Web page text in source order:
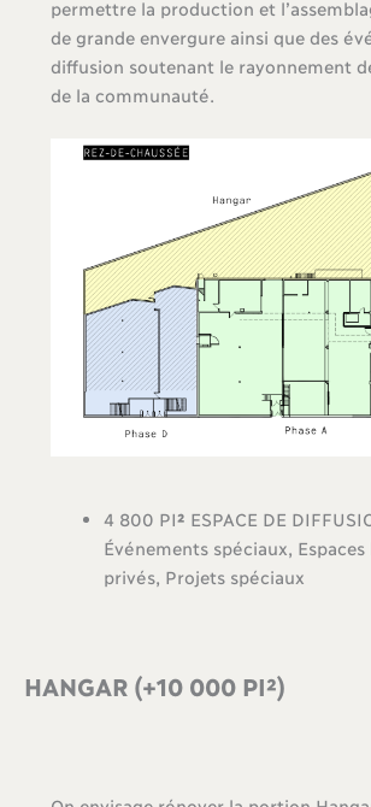
permettre la production et
de grande envergure ainsi que des
diffusion soutenant le rayonnement
de la communauté.
4 800 PI²ESPACE DE
Événements spéciaux,
privés, Projets spéciaux
HANGAR (+10 000 PI²)